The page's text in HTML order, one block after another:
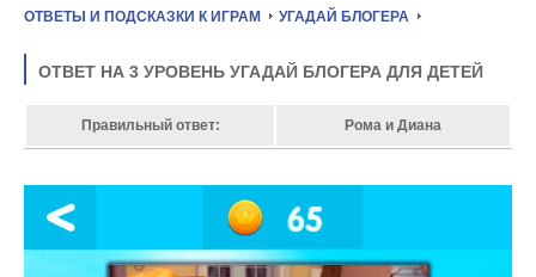
ОТВЕТЫ И ПОДСКАЗКИ К ИГРАМ УГАДАЙ БЛОГЕРА
ОТВЕТ НА 3 УРОВЕНЬ УГАДАЙ БЛОГЕРА ДЛЯ ДЕТЕЙ
Правильный ответ: Рома и Диана